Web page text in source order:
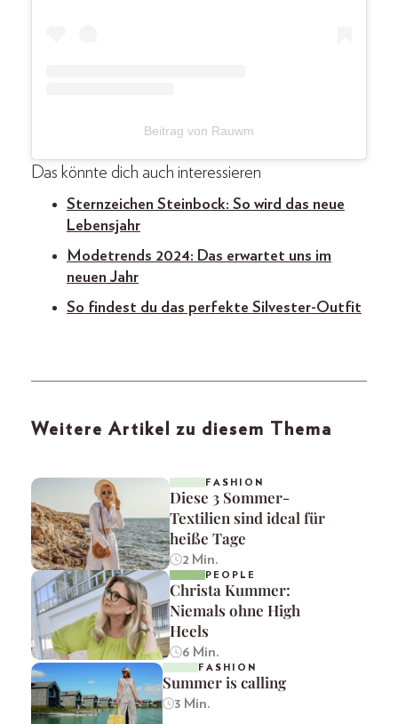
Beitrag von Rauwm
Das könnte dich auch interessieren
Sternzeichen Steinbock: So wird das neue
Lebensjahr
Modetrends 2024: Das erwartet uns im
neuen Jahr
So findest du das perfekte Silvester-Outfit
Weitere Artikel zu diesem Thema
FASHION
Diese 3 Sommer-
Textilien sind ideal für
heiße Tage
2 Min.
PEOPLE
Christa Kummer:
Niemals ohne High
Heels
6 Min.
FASHION
Summer is calling
3 Min.